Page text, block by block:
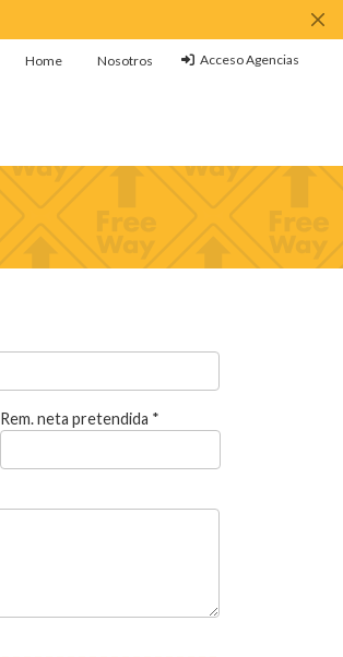
Home Nosotros Acceso Agencias
Rem. neta pretendida *